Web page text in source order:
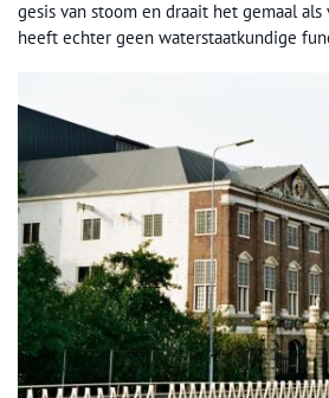
gesis van stoom en draait het gemaal als
heeft echter geen waterstaatkundige